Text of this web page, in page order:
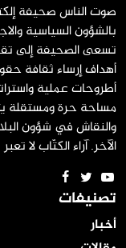
صوت الناس صحيفة
بالشؤون السياسية
تسعى الصحيفة إلى
أهداف إرساء ثقافة
أطروحات عملية
مساحة حرة ومستقلة
والنقاش في شؤون
الآخر. آراء الكتّاب لا
تصنيفات
أخبار